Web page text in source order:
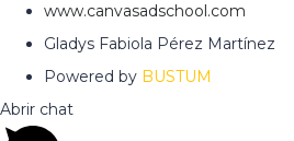
www.canvasadschool.com
Gladys Fabiola Pérez Martínez
Powered by BUSTUM
Abrir chat